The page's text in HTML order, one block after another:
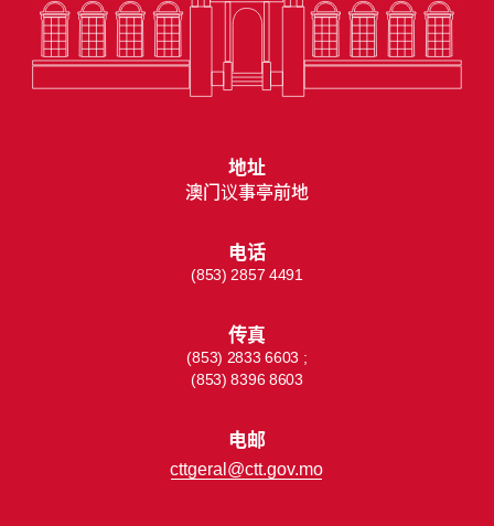
地址
澳门议事亭前地
电话
(853) 2857 4491
传真
(853) 2833 6603 ;
(853) 8396 8603
电邮
cttgeral@ctt.gov.mo